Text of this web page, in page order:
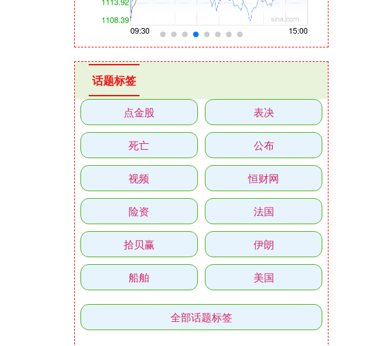
话题标签
点金股 表决
死亡 公布
视频 恒财网
险资 法国
拾贝赢 伊朗
船舶 美国
全部话题标签